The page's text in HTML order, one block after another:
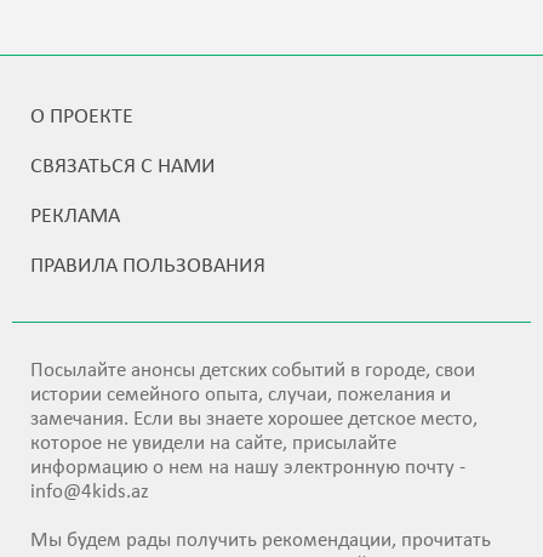
О ПРОЕКТЕ
СВЯЗАТЬСЯ С НАМИ
РЕКЛАМА
ПРАВИЛА ПОЛЬЗОВАНИЯ
Посылайте анонсы детских событий в городе, свои
истории семейного опыта, случаи, пожелания и
замечания. Если вы знаете хорошее детское место,
которое не увидели на сайте, присылайте
информацию о нем на нашу электронную почту -
info@4kids.az
Мы будем рады получить рекомендации, прочитать